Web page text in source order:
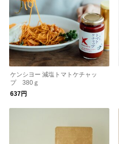
ケンシヨー 減塩トマトケチャッ
プ 380ｇ
637円